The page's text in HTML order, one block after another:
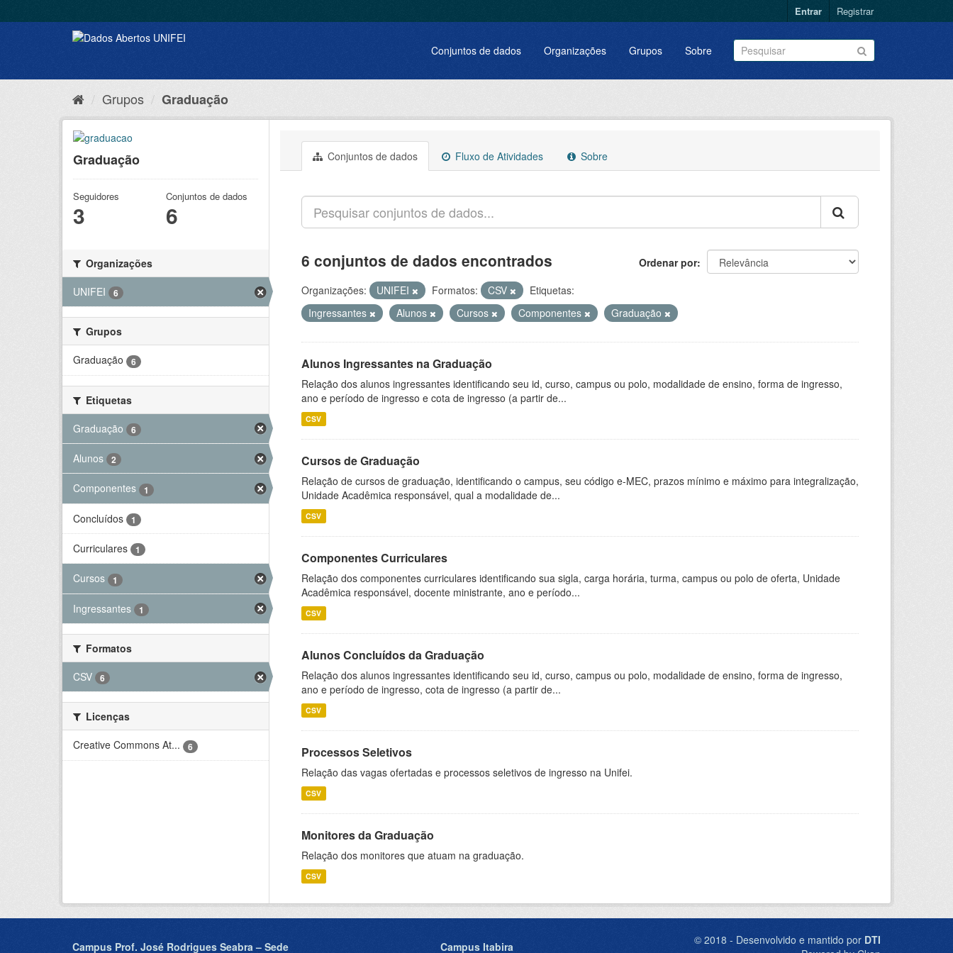
Entrar Registrar
Conjuntos de dados Organizações Grupos Sobre
Grupos Graduação
Graduação
Seguidores
3
Conjuntos de dados
6
Organizações
UNIFEI
6
Grupos
Graduação
6
Etiquetas
Graduação
6
Alunos 2
Componentes 1
Concluídos 1
Curriculares 1
Cursos 1
Ingressantes 1
Formatos
CSV
6
Licenças
Creative Commons At...
6
Conjuntos de dados Fluxo de Atividades Sobre
Ordenar por
6 conjuntos de dados encontrados
Organizações: UNIFEI Formatos: CSV
Etiquetas:
Ingressantes
Alunos Cursos Componentes Graduação
Alunos Ingressantes na Graduação
Relação dos alunos ingressantes identificando seu id, curso, campus ou polo, modalidade de ensino, forma de ingresso,
ano e período de ingresso e cota de ingresso (a partir de...
CSV
Cursos de Graduação
Relação de cursos de graduação, identificando o campus, seu código e-MEC, prazos mínimo e máximo para integralização,
Unidade Acadêmica responsável, qual a modalidade de...
CSV
Componentes Curriculares
Relação dos componentes curriculares identificando sua sigla, carga horária, turma, campus ou polo de oferta, Unidade
Acadêmica responsável, docente ministrante, ano e período...
CSV
Alunos Concluídos da Graduação
Relação dos alunos ingressantes identificando seu id, curso, campus ou polo, modalidade de ensino, forma de ingresso,
ano e período de ingresso, cota de ingresso (a partir de...
CSV
Processos Seletivos
Relação das vagas ofertadas e processos seletivos de ingresso na Unifei.
CSV
Monitores da Graduação
Relação dos monitores que atuam na graduação.
CSV
Campus Prof. José Rodrigues Seabra – Sede Campus Itabira © 2018 - Desenvolvido e mantido por DTI